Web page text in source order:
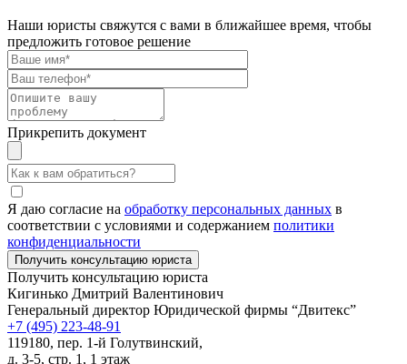
Наши юристы свяжутся с вами в ближайшее время, чтобы
предложить готовое решение
Прикрепить документ
Я даю согласие на обработку персональных данных в
соответствии с условиями и содержанием политики
конфиденциальности
Получить консультацию юриста
Кигинько Дмитрий Валентинович
Генеральный директор Юридической фирмы “Двитекс”
+7 (495) 223-48-91
119180, пер. 1-й Голутвинский,
д. 3-5, стр. 1, 1 этаж